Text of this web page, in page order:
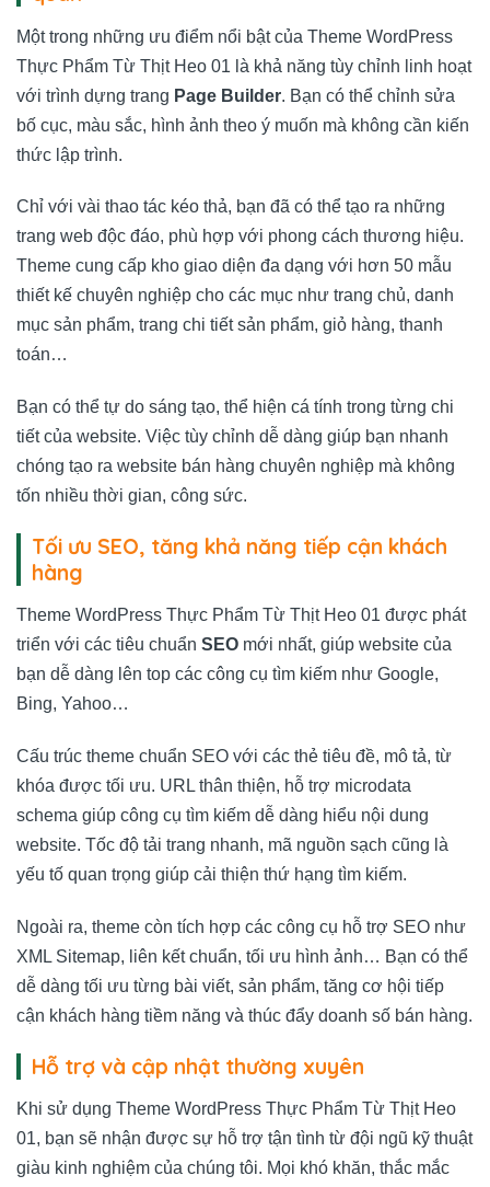
Một trong những ưu điểm nổi bật của Theme WordPress
Thực Phẩm Từ Thịt Heo 01 là khả năng tùy chỉnh linh hoạt
với trình dựng trang Page Builder. Bạn có thể chỉnh sửa
bố cục, màu sắc, hình ảnh theo ý muốn mà không cần kiến
thức lập trình.
Chỉ với vài thao tác kéo thả, bạn đã có thể tạo ra những
trang web độc đáo, phù hợp với phong cách thương hiệu.
Theme cung cấp kho giao diện đa dạng với hơn 50 mẫu
thiết kế chuyên nghiệp cho các mục như trang chủ, danh
mục sản phẩm, trang chi tiết sản phẩm, giỏ hàng, thanh
toán…
Bạn có thể tự do sáng tạo, thể hiện cá tính trong từng chi
tiết của website. Việc tùy chỉnh dễ dàng giúp bạn nhanh
chóng tạo ra website bán hàng chuyên nghiệp mà không
tốn nhiều thời gian, công sức.
Tối ưu SEO, tăng khả năng tiếp cận khách
hàng
Theme WordPress Thực Phẩm Từ Thịt Heo 01 được phát
triển với các tiêu chuẩn SEO mới nhất, giúp website của
bạn dễ dàng lên top các công cụ tìm kiếm như Google,
Bing, Yahoo…
Cấu trúc theme chuẩn SEO với các thẻ tiêu đề, mô tả, từ
khóa được tối ưu. URL thân thiện, hỗ trợ microdata
schema giúp công cụ tìm kiếm dễ dàng hiểu nội dung
website. Tốc độ tải trang nhanh, mã nguồn sạch cũng là
yếu tố quan trọng giúp cải thiện thứ hạng tìm kiếm.
Ngoài ra, theme còn tích hợp các công cụ hỗ trợ SEO như
XML Sitemap, liên kết chuẩn, tối ưu hình ảnh… Bạn có thể
dễ dàng tối ưu từng bài viết, sản phẩm, tăng cơ hội tiếp
cận khách hàng tiềm năng và thúc đẩy doanh số bán hàng.
Hỗ trợ và cập nhật thường xuyên
Khi sử dụng Theme WordPress Thực Phẩm Từ Thịt Heo
01, bạn sẽ nhận được sự hỗ trợ tận tình từ đội ngũ kỹ thuật
giàu kinh nghiệm của chúng tôi. Mọi khó khăn, thắc mắc